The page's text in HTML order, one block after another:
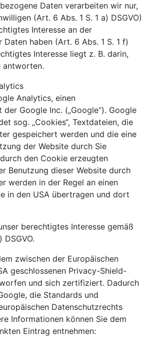
Daten verarbeiten wir nur,
(Art. 6 Abs. 1 S. 1 a) DSGVO)
Interesse an der
Daten haben (Art. 6 Abs. 1 S. 1 f)
Interesse liegt z. B. darin,
antworten.
Analytics, einen
der Google Inc. („Google“). Google
sog. „Cookies“, Textdateien, die
gespeichert werden und die eine
der Website durch Sie
den Cookie erzeugten
Benutzung dieser Website durch
werden in der Regel an einen
in den USA übertragen und dort
berechtigtes Interesse gemäß
DSGVO.
zwischen der Europäischen
geschlossenen Privacy-Shield-
und sich zertifiziert. Dadurch
die Standards und
Datenschutzrechts
Informationen können Sie dem
Eintrag entnehmen: